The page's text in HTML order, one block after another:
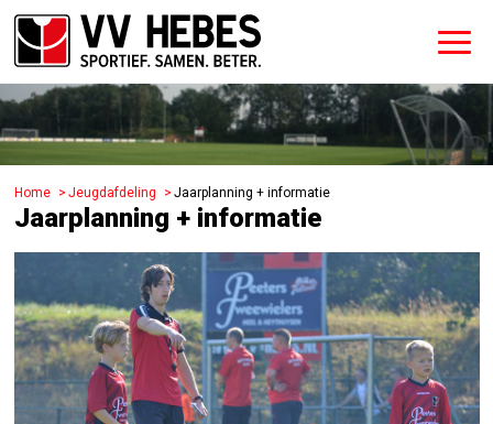
Home Jeugdafdeling Jaarplanning + informatie
Jaarplanning + informatie